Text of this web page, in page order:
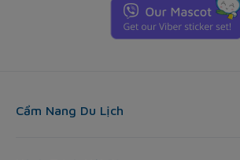
Cẩm Nang Du Lịch